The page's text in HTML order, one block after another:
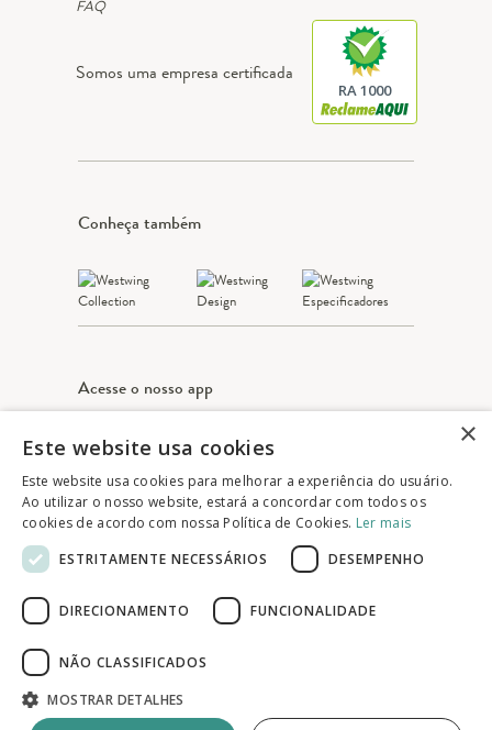
Somos uma empresa certificada
RA 1000
Conheça também
Acesse o nosso app
Apple Store Google play
© 2025 Westwing Comércio Varejista S.A
WESTWING COMÉRCIO VAREJISTA S.A
CNPJ: 14.776.142/0001-50
Endereço: Av. Queiroz Filho, 1700 - Torre A
×
Este website usa cookies
Este website usa cookies para melhorar a experiência do usuário.
Ao utilizar o nosso website, estará a concordar com todos os
cookies de acordo com nossa Política de Cookies. Ler mais
ESTRITAMENTE NECESSÁRIOS
DESEMPENHO
DIRECIONAMENTO FUNCIONALIDADE
NÃO CLASSIFICADOS
MOSTRAR DETALHES